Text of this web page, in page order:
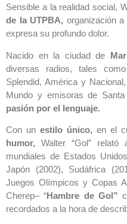
Sensible a la realidad social,
de la UTPBA, organización
expresa su profundo dolor.
Nacido en la ciudad de
diversas radios, tales
Splendid, América y
Mundo y emisoras de
pasión por el lenguaje.
Con un estilo único, en el
humor, Walter “Gol”
mundiales de Estados
Japón (2002), Sudáfrica
Juegos Olímpicos y Copas
Cherep– “Hambre de Gol”
recordados a la hora de